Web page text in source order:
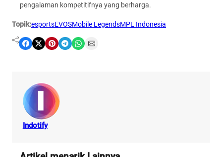
pengalaman kompetitifnya yang berharga.
Topik:esportsEVOSMobile LegendsMPL Indonesia
Share on Facebook Share on X Share on Pinterest Share on Telegram Share on WhatsApp Share on Email
Indotify